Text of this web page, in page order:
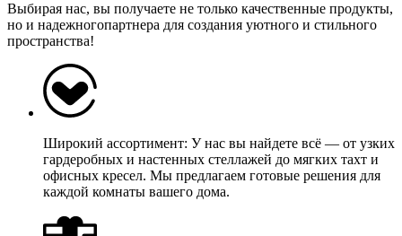
Выбирая нас, вы получаете не только качественные продукты,
но и надежногопартнера для создания уютного и стильного
пространства!
Широкий ассортимент: У нас вы найдете всё — от узких
гардеробных и настенных стеллажей до мягких тахт и
офисных кресел. Мы предлагаем готовые решения для
каждой комнаты вашего дома.